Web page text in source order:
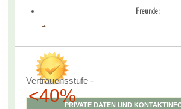
Freunde:
...
Vertrauensstufe -
<40%PRIVATE DATEN UND